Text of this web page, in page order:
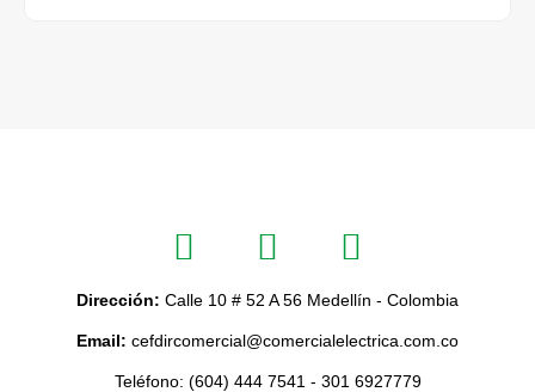
Dirección: Calle 10 # 52 A 56 Medellín - Colombia
Email: cefdircomercial@comercialelectrica.com.co
Teléfono: (604) 444 7541 - 301 6927779